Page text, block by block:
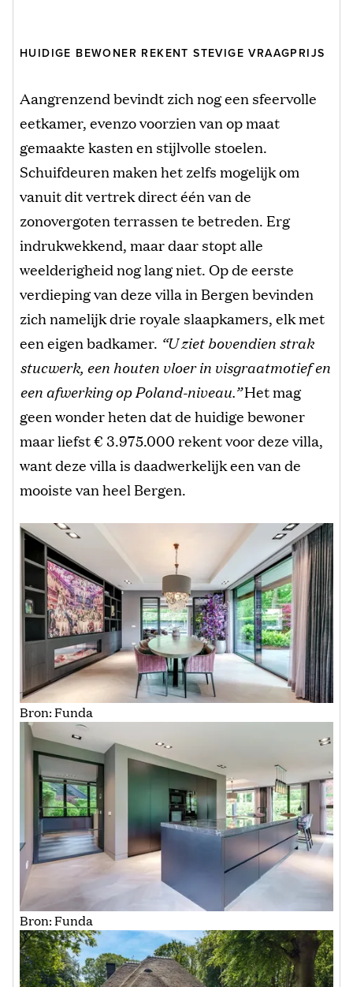
HUIDIGE BEWONER REKENT STEVIGE VRAAGPRIJS
Aangrenzend bevindt zich nog een sfeervolle
eetkamer, evenzo voorzien van op maat
gemaakte kasten en stijlvolle stoelen.
Schuifdeuren maken het zelfs mogelijk om
vanuit dit vertrek direct één van de
zonovergoten terrassen te betreden. Erg
indrukwekkend, maar daar stopt alle
weelderigheid nog lang niet. Op de eerste
verdieping van deze villa in Bergen bevinden
zich namelijk drie royale slaapkamers, elk met
een eigen badkamer. “U ziet bovendien strak
stucwerk, een houten vloer in visgraatmotief en
een afwerking op Poland-niveau.”Het mag
geen wonder heten dat de huidige bewoner
maar liefst € 3.975.000 rekent voor deze villa,
want deze villa is daadwerkelijk een van de
mooiste van heel Bergen.
Bron: Funda
Bron: Funda